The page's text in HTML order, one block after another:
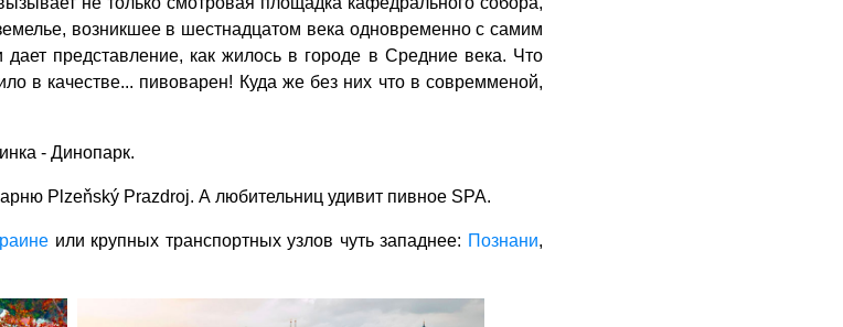
возникшее в шестнадцатом века одновременно с самим
дает представление, как жилось в городе в Средние века. Что
в качестве... пивоварен! Куда же без них что в совремменой,
- Динопарк.
Plzeňský Prazdroj. А любительниц удивит пивное SPA.
или крупных транспортных узлов чуть западнее: Познани,